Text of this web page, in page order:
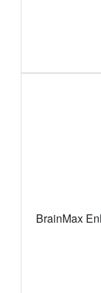
BrainMax